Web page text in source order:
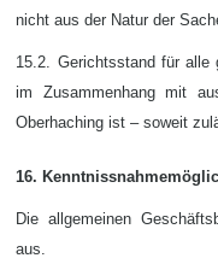
nicht aus der Natur der
15.2. Gerichtsstand für alle
im Zusammenhang mit
Oberhaching ist – soweit
16.
Die allgemeinen
aus.